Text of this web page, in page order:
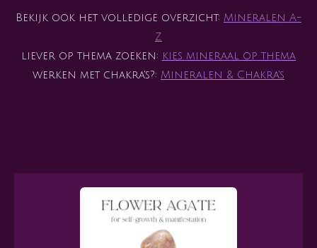
Bekijk ook het volledige overzicht: Mineralen A-
Z
liever op thema zoeken: kies mineraal op thema
werken met chakra's?: Mineralen & Chakra's